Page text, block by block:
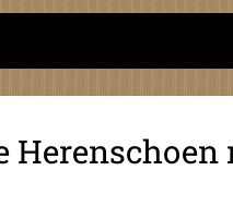
Herenschoen